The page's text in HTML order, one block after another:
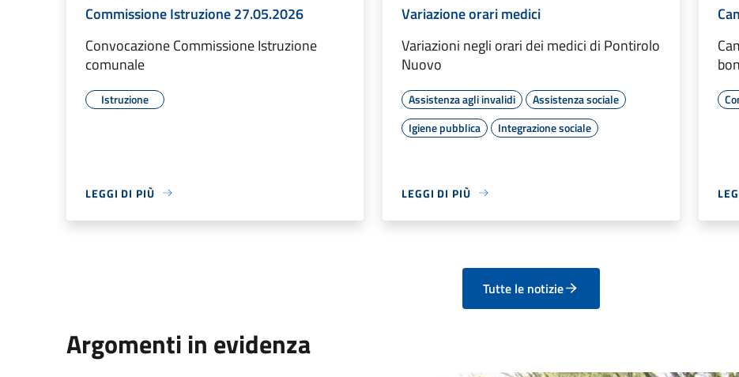
Commissione Istruzione 27.05.2026
Convocazione Commissione Istruzione
comunale
Istruzione
LEGGI DI PIÙ
Variazione orari medici
Variazioni negli orari dei medici di Pontirolo
Nuovo
Assistenza agli invalidi
Assistenza sociale
Igiene pubblica
Integrazione sociale
LEGGI DI PIÙ
Tutte le notizie
Argomenti in evidenza